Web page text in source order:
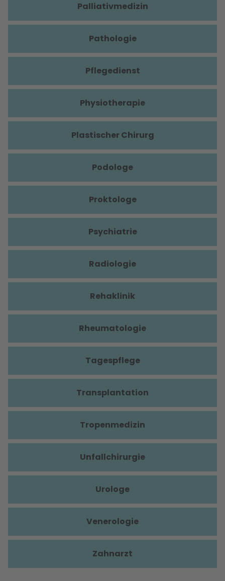
Palliativmedizin
Pathologie
Pflegedienst
Physiotherapie
Plastischer Chirurg
Podologe
Proktologe
Psychiatrie
Radiologie
Rehaklinik
Rheumatologie
Tagespflege
Transplantation
Tropenmedizin
Unfallchirurgie
Urologe
Venerologie
Zahnarzt